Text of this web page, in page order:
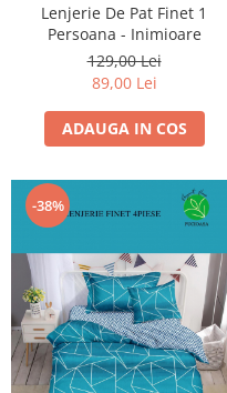
Lenjerie De Pat Finet 1
Persoana - Inimioare
129,00 Lei
89,00 Lei
ADAUGA IN COS
-38%